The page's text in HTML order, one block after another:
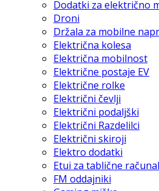
Dodatki za električno
Droni
Držala za mobilne
Električna kolesa
Električna mobilnost
Električne postaje EV
Električne rolke
Električni čevlji
Električni podaljški
Električni Razdelilci
Električni skiroji
Elektro dodatki
Etui za tablične
FM oddajniki